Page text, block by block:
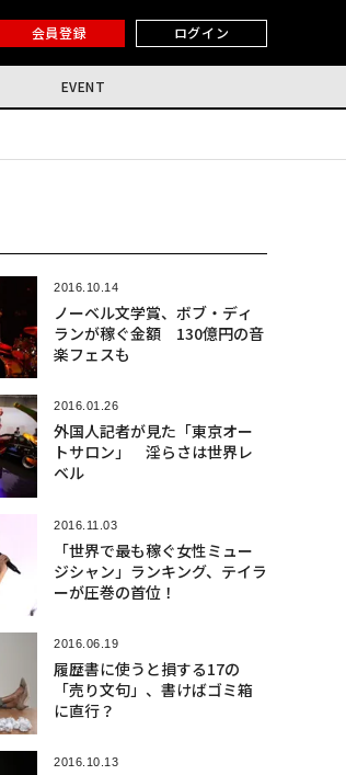
会員登録 ログイン
EVENT
2016.10.14
ノーベル文学賞、ボブ・ディ
ランが稼ぐ金額 130億円の音
楽フェスも
2016.01.26
外国人記者が見た「東京オー
トサロン」 淫らさは世界レ
ベル
2016.11.03
「世界で最も稼ぐ女性ミュー
ジシャン」ランキング、テイラ
ーが圧巻の首位！
2016.06.19
履歴書に使うと損する17の
「売り文句」、書けばゴミ箱
に直行？
2016.10.13